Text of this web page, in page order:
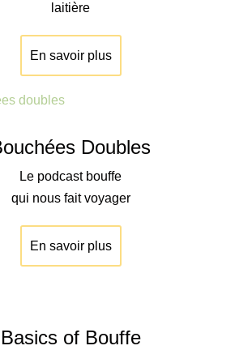
laitière
En savoir plus
Doubles
Le podcast bouffe
qui nous fait voyager
En savoir plus
Basics of Bouffe